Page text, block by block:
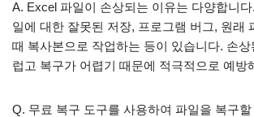
A. Excel 파일이 손상되는 이유는 다양합니
일에 대한 잘못된 저장, 프로그램 버그, 원래
때 복사본으로 작업하는 등이 있습니다. 손
럽고 복구가 어렵기 때문에 적극적으로 예방
Q. 무료 복구 도구를 사용하여 파일을 복구